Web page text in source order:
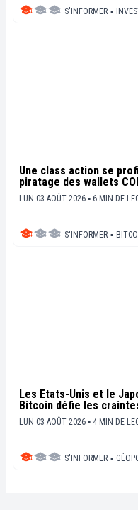
S'INFORMER ▪
Une class action se
piratage des wallets
LUN 03 AOÛT 2026 ▪ 6 MIN DE
S'INFORMER ▪
Les États-Unis et le
Bitcoin défie les
LUN 03 AOÛT 2026 ▪ 4 MIN DE
S'INFORMER ▪